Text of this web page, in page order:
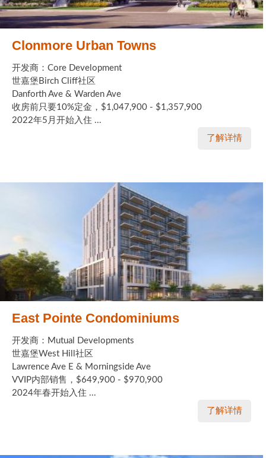
Clonmore Urban Towns
开发商：Core Development
世嘉堡Birch Cliff社区
Danforth Ave & Warden Ave
收房前只要10%定金，$1,047,900 - $1,357,900
2022年5月开始入住 ...
了解详情
East Pointe Condominiums
开发商：Mutual Developments
世嘉堡West Hill社区
Lawrence Ave E & Morningside Ave
VVIP内部销售，$649,900 - $970,900
2024年春开始入住 ...
了解详情